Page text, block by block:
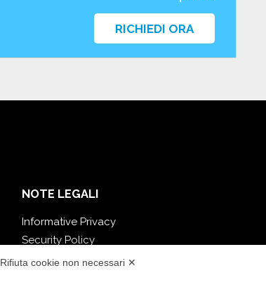
RICHIEDI ORA
NOTE LEGALI
Informative Privacy
Security Policy
Documentazione contrattuale e GDPR
Rifiuta cookie non necessari ✕